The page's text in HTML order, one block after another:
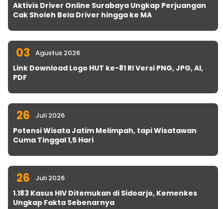
Aktivis Driver Online Surabaya Ungkap Perjuangan
Cak Sholeh Bela Driver hingga ke MA
03 Agustus 2026
Link Download Logo HUT ke-81 RI Versi PNG, JPG, AI,
PDF
26 Juli 2026
Potensi Wisata Jatim Melimpah, tapi Wisatawan
Cuma Tinggal 1,5 Hari
26 Juli 2026
1.183 Kasus HIV Ditemukan di Sidoarjo, Kemenkes
Ungkap Fakta Sebenarnya